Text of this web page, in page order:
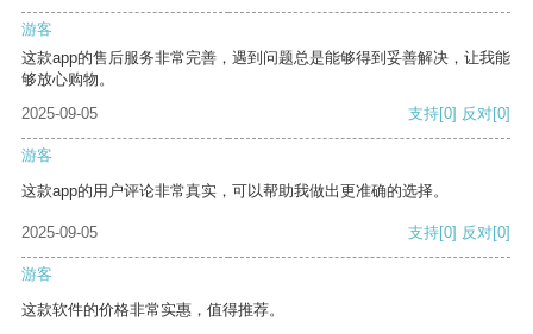
游客
这款app的售后服务非常完善，遇到问题总是能够得到妥善解决，让我能
够放心购物。
2025-09-05
支持[0] 反对[0]
游客
这款app的用户评论非常真实，可以帮助我做出更准确的选择。
2025-09-05 支持[0] 反对[0]
游客
这款软件的价格非常实惠，值得推荐。